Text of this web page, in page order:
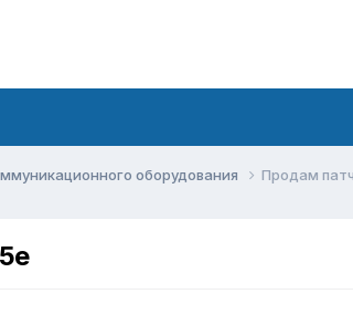
оборудования Продам